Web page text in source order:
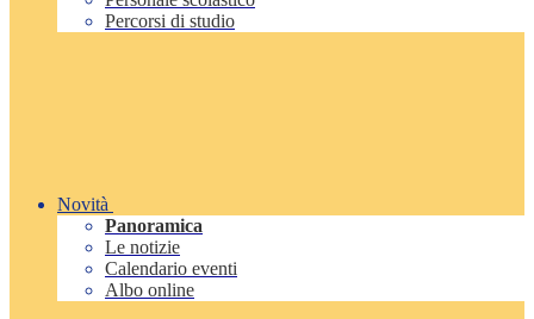
Percorsi di studio
Novità
Panoramica
Le notizie
Calendario eventi
Albo online